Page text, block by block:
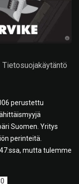
Tietosuojakäytäntö
perustettu
Suomen. Yritys
perinteitä.
mutta tulemme